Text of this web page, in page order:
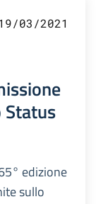
03/2021
edizione
sullo